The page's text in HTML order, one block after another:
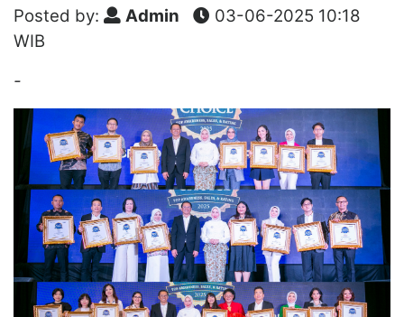
Posted by: Admin
03-06-2025 10:18
WIB
-